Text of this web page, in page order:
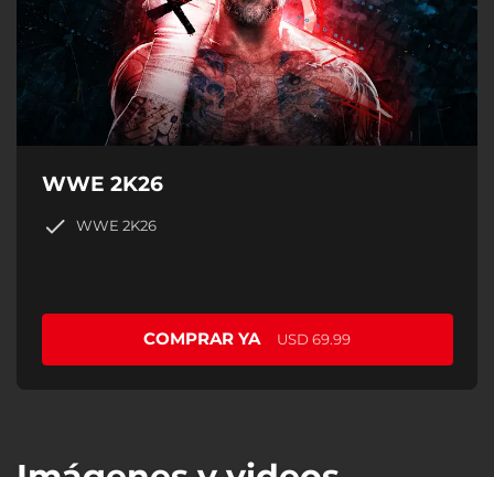
WWE 2K26
WWE 2K26
COMPRAR YA USD 69.99